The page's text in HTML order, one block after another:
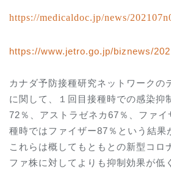
https://medicaldoc.jp/news/
https://www.jetro.go.jp/biznews/
カナダ予防接種研究ネットワークの
に関して、１回目接種時での感染抑
72 ％、アストラゼネカ67 ％、ファイ
種時ではファイザー87 ％という結果
これらは概してもともとの新型コロ
ファ株に対してよりも抑制効果が低